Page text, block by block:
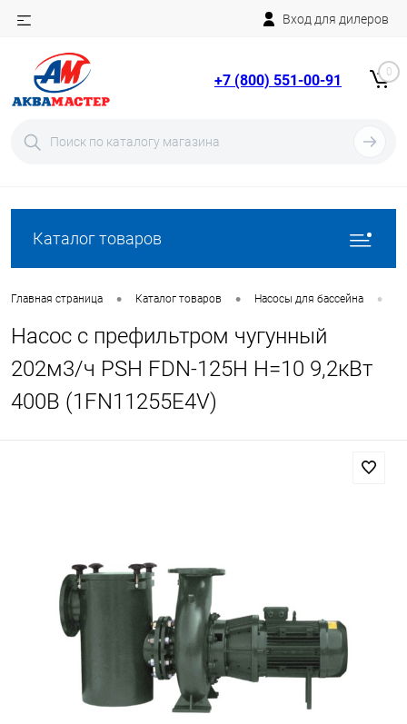
Вход для дилеров
+7 (800) 551-00-91 0
Каталог товаров
Главная страница • Каталог товаров • Насосы для бассейна •
Насос с префильтром чугунный
202м3/ч PSH FDN-125H H=10 9,2кВт
400В (1FN11255E4V)